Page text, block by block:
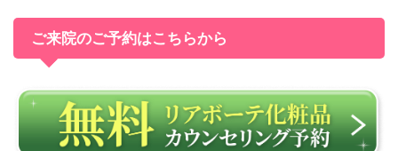
ご来院のご予約はこちらから